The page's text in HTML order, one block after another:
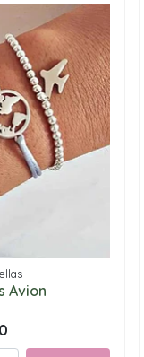
Avion